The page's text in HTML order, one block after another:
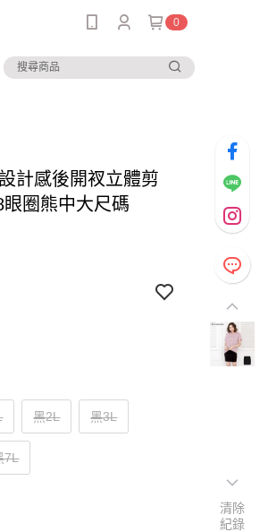
0
計感後開衩立體剪
圈熊中大尺碼
黑2L 黑3L
7L
清除
紀錄